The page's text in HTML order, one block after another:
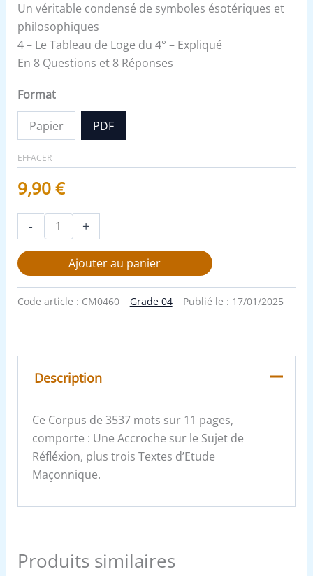
Un véritable condensé de symboles ésotériques et
philosophiques
4 – Le Tableau de Loge du 4° – Expliqué
En 8 Questions et 8 Réponses
Format
Papier PDF
EFFACER
9,90€
- +
Ajouter au panier
Code article : CM0460 Grade 04 Publié le : 17/01/2025
Description
Ce Corpus de 3537 mots sur 11 pages,
comporte : Une Accroche sur le Sujet de
Réfléxion, plus trois Textes d’Etude
Maçonnique.
Produits similaires